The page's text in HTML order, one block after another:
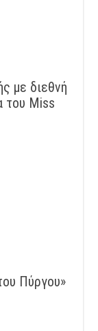
με διεθνή
του Miss
Πύργου»